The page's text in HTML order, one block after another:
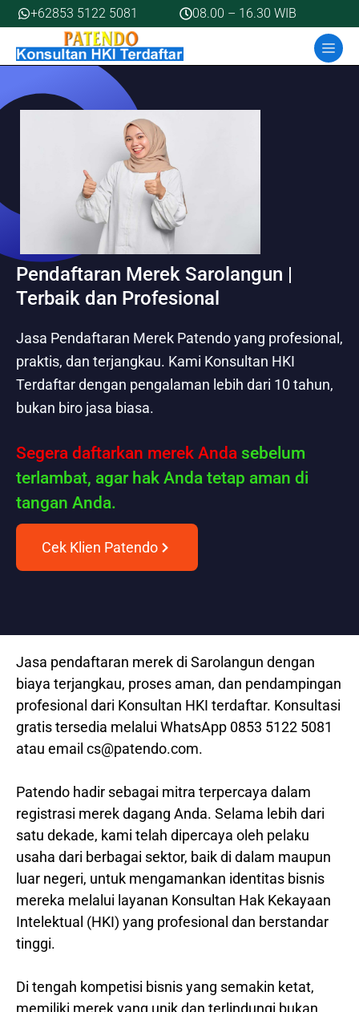
Skip
to
content
+62853 5122 5081 08.00 – 16.30 WIB
Pendaftaran Merek Sarolangun |
Terbaik dan Profesional
Jasa Pendaftaran Merek Patendo yang profesional,
praktis, dan terjangkau. Kami Konsultan HKI
Terdaftar dengan pengalaman lebih dari 10 tahun,
bukan biro jasa biasa.
Segera daftarkan merek Anda sebelum
terlambat, agar hak Anda tetap aman di
tangan Anda.
Cek Klien Patendo
Jasa pendaftaran merek di Sarolangun dengan
biaya terjangkau, proses aman, dan pendampingan
profesional dari Konsultan HKI terdaftar. Konsultasi
gratis tersedia melalui WhatsApp 0853 5122 5081
atau email cs@patendo.com.
Patendo hadir sebagai mitra terpercaya dalam
registrasi merek dagang Anda. Selama lebih dari
satu dekade, kami telah dipercaya oleh pelaku
usaha dari berbagai sektor, baik di dalam maupun
luar negeri, untuk mengamankan identitas bisnis
mereka melalui layanan Konsultan Hak Kekayaan
Intelektual (HKI) yang profesional dan berstandar
tinggi.
Di tengah kompetisi bisnis yang semakin ketat,
memiliki merek yang unik dan terlindungi bukan